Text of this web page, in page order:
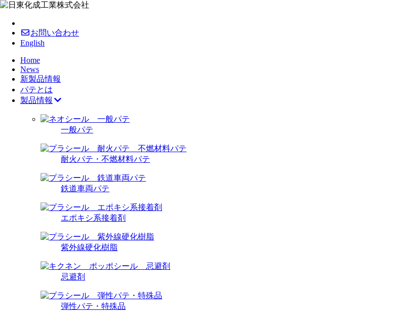
お問い合わせ
English
Home
News
新製品情報
パテとは
製品情報
一般パテ
耐火パテ・不燃材料パテ
鉄道車両パテ
エポキシ系接着剤
紫外線硬化樹脂
忌避剤
弾性パテ・特殊品